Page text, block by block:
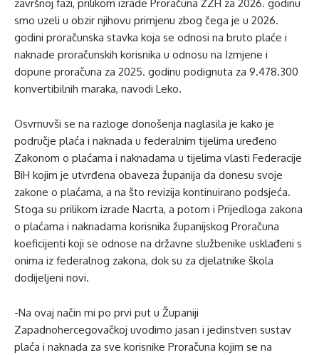
završnoj fazi, prilikom izrade Proračuna ŽZH za 2026. godinu
smo uzeli u obzir njihovu primjenu zbog čega je u 2026.
godini proračunska stavka koja se odnosi na bruto plaće i
naknade proračunskih korisnika u odnosu na Izmjene i
dopune proračuna za 2025. godinu podignuta za 9.478.300
konvertibilnih maraka, navodi Leko.
Osvrnuvši se na razloge donošenja naglasila je kako je
područje plaća i naknada u federalnim tijelima uređeno
Zakonom o plaćama i naknadama u tijelima vlasti Federacije
BiH kojim je utvrđena obaveza županija da donesu svoje
zakone o plaćama, a na što revizija kontinuirano podsjeća.
Stoga su prilikom izrade Nacrta, a potom i Prijedloga zakona
o plaćama i naknadama korisnika županijskog Proračuna
koeficijenti koji se odnose na državne službenike usklađeni s
onima iz federalnog zakona, dok su za djelatnike škola
dodijeljeni novi.
-Na ovaj način mi po prvi put u Županiji
Zapadnohercegovačkoj uvodimo jasan i jedinstven sustav
plaća i naknada za sve korisnike Proračuna kojim se na